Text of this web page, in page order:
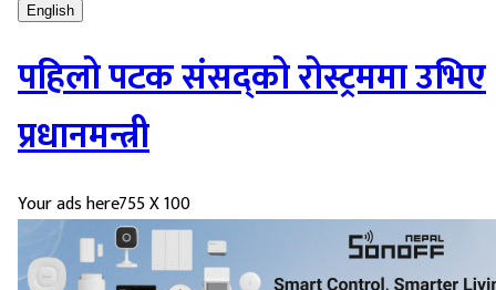
English
पहिलो पटक संसद्को रोस्ट्रममा उभिए
प्रधानमन्त्री
Your ads here755 X 100